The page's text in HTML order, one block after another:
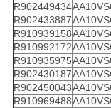
R902449434
R902433887
R910939158
R910992172
R910935975
R902430187
R902450043
R910969488